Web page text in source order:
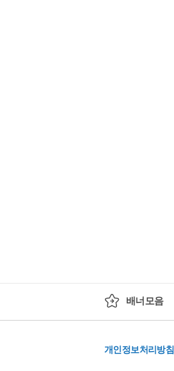
배너모음
경기도청 행정안전부
개인정보처리방침